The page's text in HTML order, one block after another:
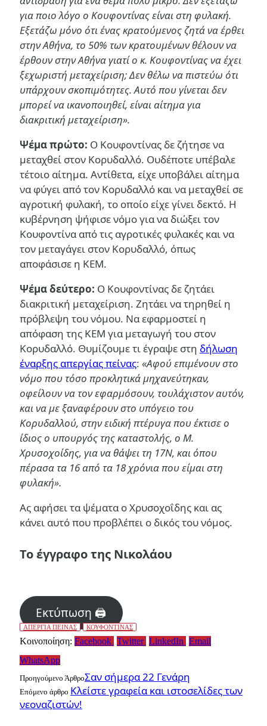
για ποιο λόγο ο Κουφοντίνας είναι στη φυλακή.
Εξετάζω μόνο ότι ένας κρατούμενος ζητά να έρθει
στην Αθήνα, το 50% των κρατουμένων θέλουν να
έρθουν στην Αθήνα γιατί ο κ. Κουφοντίνας να έχει
ξεχωριστή μεταχείριση; Δεν θέλω να πιστεύω ότι
υπάρχουν σκοπιμότητες. Αυτό που γίνεται δεν
μπορεί να ικανοποιηθεί, είναι αίτημα για
διακριτική μεταχείριση».
Ψέμα πρώτο: Ο Κουφοντίνας δε ζήτησε να
μεταχθεί στον Κορυδαλλό. Ουδέποτε υπέβαλε
τέτοιο αίτημα. Αντίθετα, είχε υποβάλει αίτημα
να φύγει από τον Κορυδαλλό και να μεταχθεί σε
αγροτική φυλακή, το οποίο είχε γίνει δεκτό. Η
κυβέρνηση ψήφισε νόμο για να διώξει τον
Κουφοντίνα από τις αγροτικές φυλακές και να
τον μεταγάγει στον Κορυδαλλό, όπως
αποφάσισε η ΚΕΜ.
Ψέμα δεύτερο: Ο Κουφοντίνας δε ζητάει
διακριτική μεταχείριση. Ζητάει να τηρηθεί η
πρόβλεψη του νόμου. Να εφαρμοστεί η
απόφαση της ΚΕΜ για μεταγωγή του στον
Κορυδαλλό. Θυμίζουμε τι έγραψε στη δήλωση
έναρξης απεργίας πείνας: «Αφού επιμένουν στο
νόμο που τόσο προκλητικά μηχανεύτηκαν,
οφείλουν να τον εφαρμόσουν, τουλάχιστον αυτόν,
και να με ξαναφέρουν στο υπόγειο του
Κορυδαλλού, στην ειδική πτέρυγα που έκτισε ο
ίδιος ο υπουργός της καταστολής, ο Μ.
Χρυσοχοίδης, για να θάψει τη 17Ν, και όπου
πέρασα τα 16 από τα 18 χρόνια που είμαι στη
φυλακή».
Ας αφήσει τα ψέματα ο Χρυσοχοΐδης και ας
κάνει αυτό που προβλέπει ο δικός του νόμος.
Το έγγραφο της Νικολάου
Εκτύπωση 🖨
ΑΠΕΡΓΙΑ ΠΕΙΝΑΣ ΚΟΥΦΟΝΤΙΝΑΣ
Κοινοποίηση: Facebook Twitter LinkedIn Email
WhatsApp
Προηγούμενο ΆρθροΣαν σήμερα 22 Γενάρη
Επόμενο άρθρο Κλείστε γραφεία και ιστοσελίδες των
νεοναζιστών!